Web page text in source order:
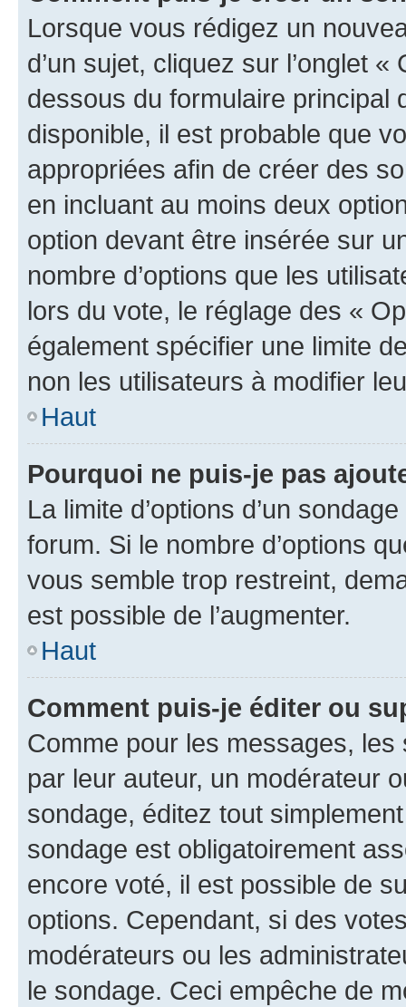
Lorsque vous rédigez un
d’un sujet, cliquez sur l’onglet
dessous du formulaire principal
disponible, il est probable que
appropriées afin de créer des
en incluant au moins deux
option devant être insérée sur
nombre d’options que les
lors du vote, le réglage des «
également spécifier une limite
non les utilisateurs à modifier
Haut
Pourquoi ne puis-je pas
La limite d’options d’un
forum. Si le nombre d’options
vous semble trop restreint,
est possible de l’augmenter.
Haut
Comment puis-je éditer ou
Comme pour les messages,
par leur auteur, un modérateur
sondage, éditez tout
sondage est obligatoirement
encore voté, il est possible de
options. Cependant, si des
modérateurs ou les
le sondage. Ceci empêche de